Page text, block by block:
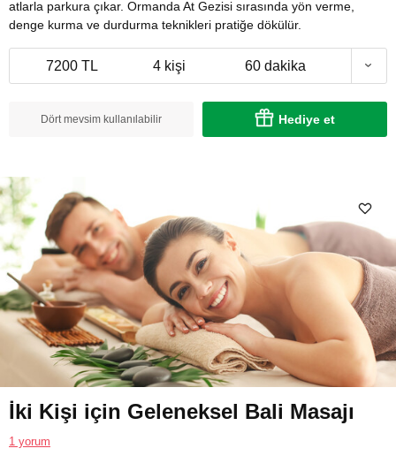
atlarla parkura çıkar. Ormanda At Gezisi sırasında yön verme,
denge kurma ve durdurma teknikleri pratiğe dökülür.
7200 TL 4 kişi 60 dakika
Dört mevsim kullanılabilir Hediye et
İki Kişi için Geleneksel Bali Masajı
1 yorum